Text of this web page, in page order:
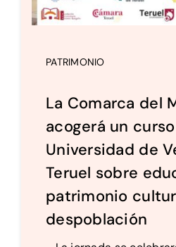
PATRIMONIO
La Comarca del
acogerá un
Universidad de
Teruel sobre
patrimonio
despoblación